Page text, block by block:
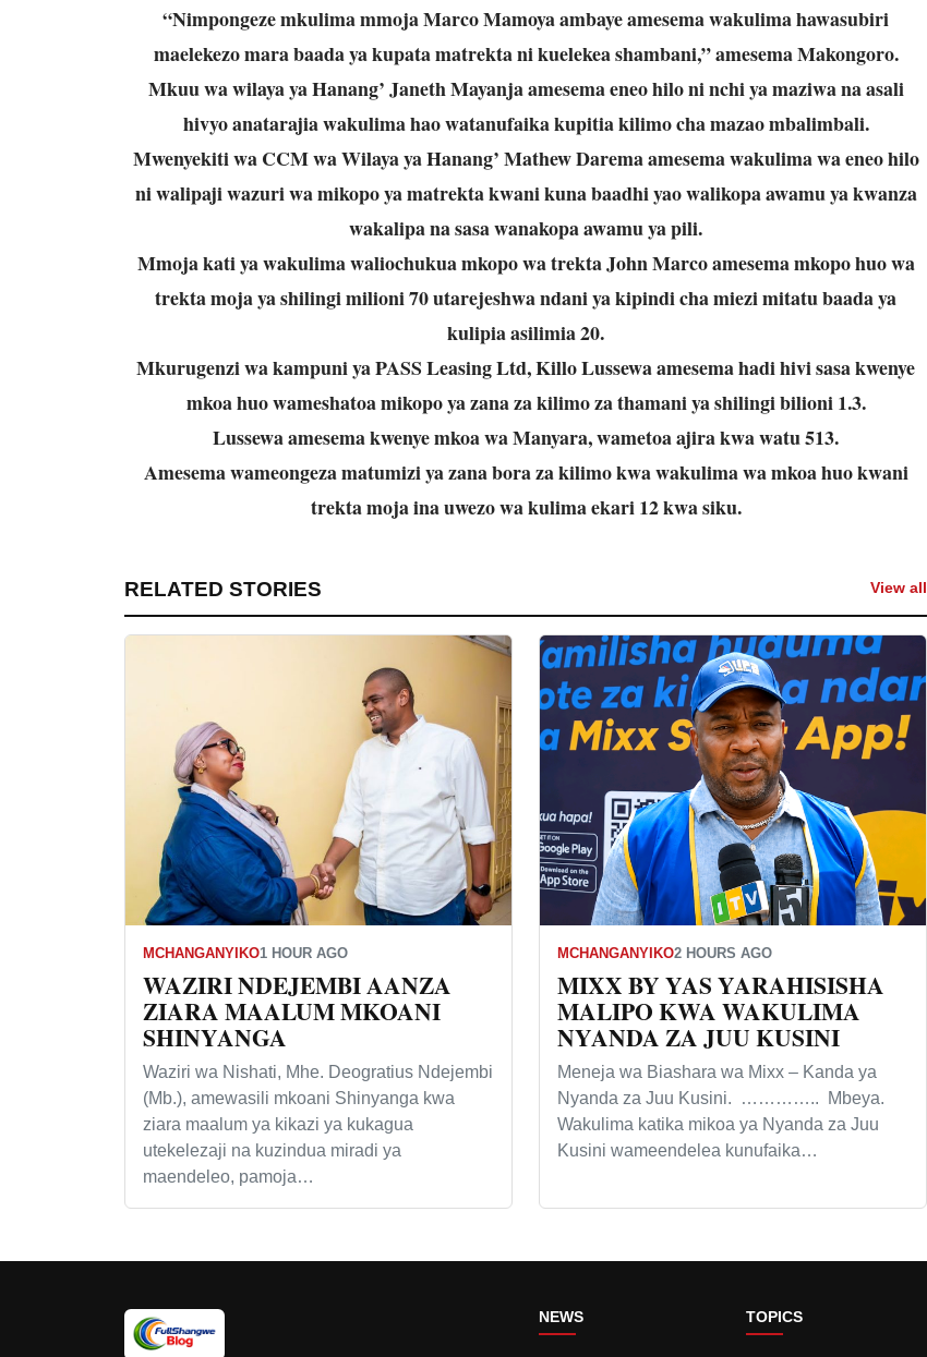
“Nimpongeze mkulima mmoja Marco Mamoya ambaye amesema wakulima hawasubiri
maelekezo mara baada ya kupata matrekta ni kuelekea shambani,” amesema Makongoro.
Mkuu wa wilaya ya Hanang’ Janeth Mayanja amesema eneo hilo ni nchi ya maziwa na asali
hivyo anatarajia wakulima hao watanufaika kupitia kilimo cha mazao mbalimbali.
Mwenyekiti wa CCM wa Wilaya ya Hanang’ Mathew Darema amesema wakulima wa eneo hilo
ni walipaji wazuri wa mikopo ya matrekta kwani kuna baadhi yao walikopa awamu ya kwanza
wakalipa na sasa wanakopa awamu ya pili.
Mmoja kati ya wakulima waliochukua mkopo wa trekta John Marco amesema mkopo huo wa
trekta moja ya shilingi milioni 70 utarejeshwa ndani ya kipindi cha miezi mitatu baada ya
kulipia asilimia 20.
Mkurugenzi wa kampuni ya PASS Leasing Ltd, Killo Lussewa amesema hadi hivi sasa kwenye
mkoa huo wameshatoa mikopo ya zana za kilimo za thamani ya shilingi bilioni 1.3.
Lussewa amesema kwenye mkoa wa Manyara, wametoa ajira kwa watu 513.
Amesema wameongeza matumizi ya zana bora za kilimo kwa wakulima wa mkoa huo kwani
trekta moja ina uwezo wa kulima ekari 12 kwa siku.
RELATED STORIES View all
MCHANGANYIKO1 HOUR AGO
WAZIRI NDEJEMBI AANZA
ZIARA MAALUM MKOANI
SHINYANGA
Waziri wa Nishati, Mhe. Deogratius Ndejembi
(Mb.), amewasili mkoani Shinyanga kwa
ziara maalum ya kikazi ya kukagua
utekelezaji na kuzindua miradi ya
maendeleo, pamoja…
MCHANGANYIKO2 HOURS AGO
MIXX BY YAS YARAHISISHA
MALIPO KWA WAKULIMA
NYANDA ZA JUU KUSINI
Meneja wa Biashara wa Mixx – Kanda ya
Nyanda za Juu Kusini. ………….. Mbeya.
Wakulima katika mikoa ya Nyanda za Juu
Kusini wameendelea kunufaika…
NEWS TOPICS